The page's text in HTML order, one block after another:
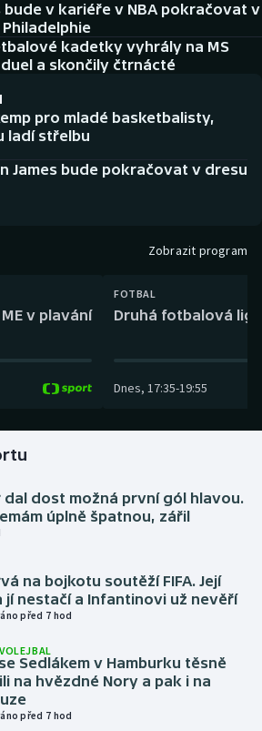
bude v kariéře v NBA pokračovat v
kadetky vyhrály na MS
a skončily čtrnácté
pro mladé basketbalisty,
ladí střelbu
James bude pokračovat v dresu
Zobrazit program
v plavání
FOTBAL
Druhá fotbalová
Dnes, 17:35-19:55
dal dost možná první gól hlavou.
úplně špatnou, zářil
na bojkotu soutěží FIFA. Její
jí nestačí a Infantinovi už nevěří
před 7 hod
Sedlákem v Hamburku těsně
na hvězdné Nory a pak i na
před 7 hod